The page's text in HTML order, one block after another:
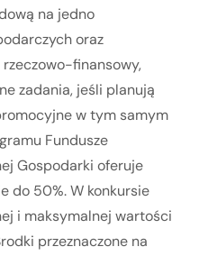
na jedno
oraz
finansowy,
zadania, jeśli planują
w tym samym
Fundusze
Gospodarki oferuje
do 50%. W konkursie
i maksymalnej wartości
przeznaczone na